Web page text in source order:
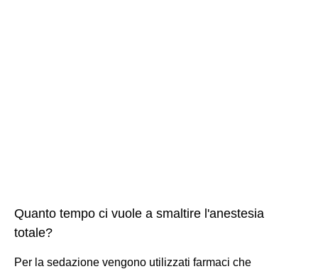
Quanto tempo ci vuole a smaltire l'anestesia
totale?
Per la sedazione vengono utilizzati farmaci che